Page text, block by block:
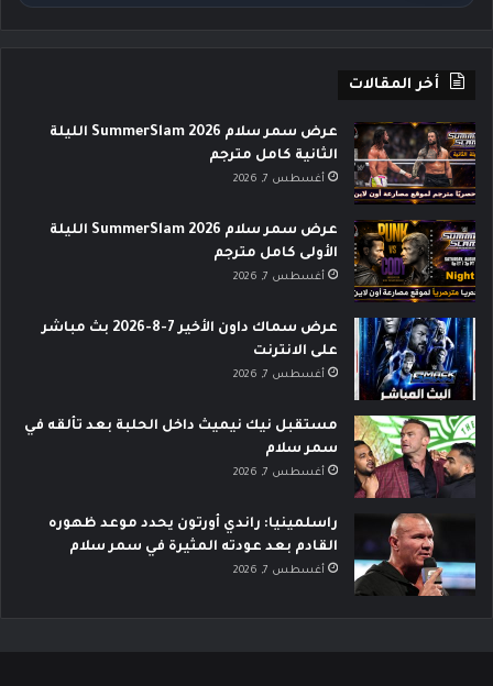
أخر المقالات
عرض سمر سلام SummerSlam 2026 الليلة
الثانية كامل مترجم
أغسطس 7, 2026
عرض سمر سلام SummerSlam 2026 الليلة
الأولى كامل مترجم
أغسطس 7, 2026
عرض سماك داون الأخير 7-8-2026 بث مباشر
على الانترنت
أغسطس 7, 2026
مستقبل نيك نيميث داخل الحلبة بعد تألقه في
سمر سلام
أغسطس 7, 2026
راسلمينيا: راندي أورتون يحدد موعد ظهوره
القادم بعد عودته المثيرة في سمر سلام
أغسطس 7, 2026